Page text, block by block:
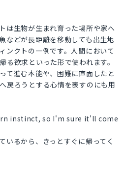
は生物が生まれ育った場所や家へ
などが長距離を移動しても出生地
ンクトの一例です。人間において
る欲求といった形で使われます。
て進む本能や、困難に直面したと
戻ろうとする心情を表すのにも用
instinct, so I'm sure it'll come
いるから、きっとすぐに帰ってく